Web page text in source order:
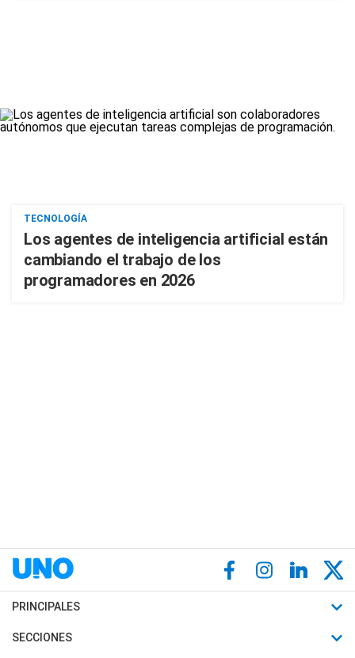
TECNOLOGÍA
Los agentes de inteligencia artificial están
cambiando el trabajo de los
programadores en 2026
PRINCIPALES
Últimas Noticias
SECCIONES